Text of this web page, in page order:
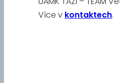
Více v kontaktech.